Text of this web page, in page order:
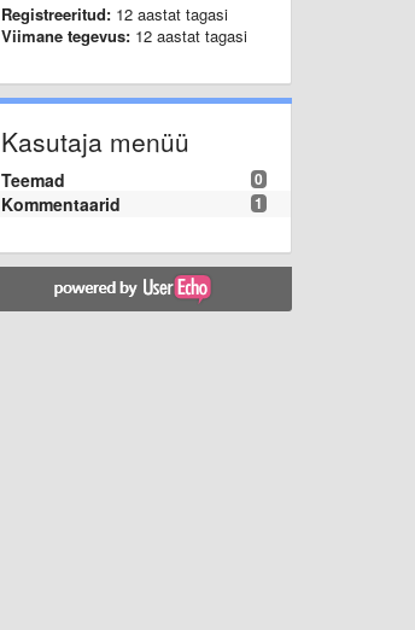
Registreeritud: 12 aastat tagasi
Viimane tegevus: 12 aastat tagasi
Kasutaja menüü
0
Teemad
1
Kommentaarid